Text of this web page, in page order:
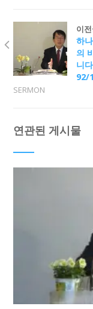
이
하
의
니
92/
SERMON
연관된 게시물